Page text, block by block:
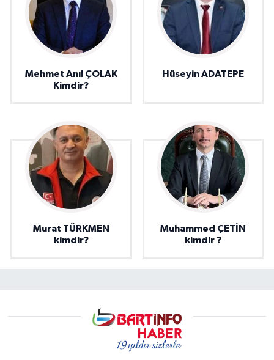
Mehmet Anıl ÇOLAK
Kimdir?
Hüseyin ADATEPE
Murat TÜRKMEN
kimdir?
Muhammed ÇETİN
kimdir ?